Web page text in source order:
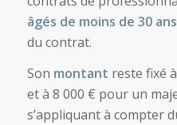
âgés de moins de 30 ans
du contrat.
Son montant reste fixé
et à 8 000 € pour un
s’appliquant à compter